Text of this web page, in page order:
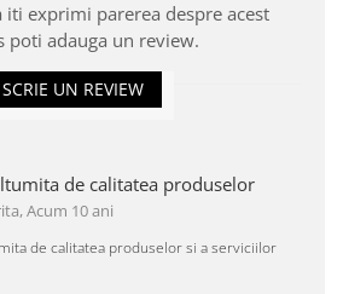
iti exprimi parerea despre acest
poti adauga un review.
SCRIE UN REVIEW
de calitatea produselor
Acum 10 ani
de calitatea produselor si a serviciilor